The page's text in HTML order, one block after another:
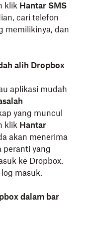
klik Hantar SMS
cari telefon
memilikinya, dan
alih Dropbox
aplikasi mudah
yang muncul
klik Hantar
akan menerima
peranti yang
ke Dropbox.
masuk.
dalam bar